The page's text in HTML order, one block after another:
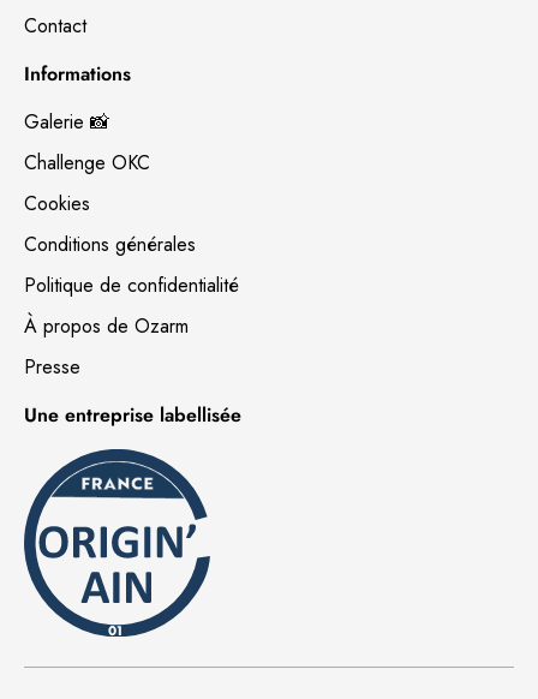
Contact
Informations
Galerie 📸
Challenge OKC
Cookies
Conditions générales
Politique de confidentialité
À propos de Ozarm
Presse
Une entreprise labellisée